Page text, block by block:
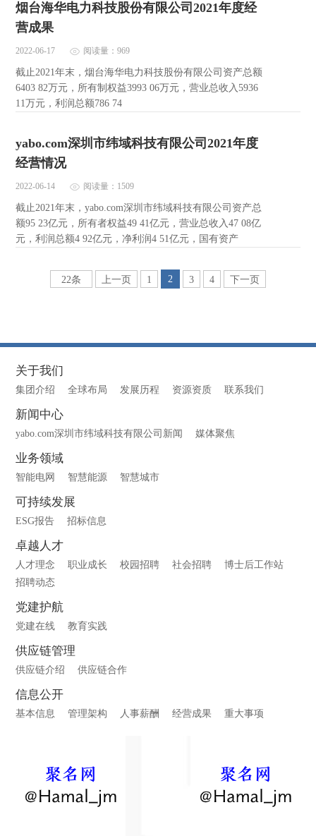
烟台海华电力科技股份有限公司2021年度经
营成果
2022-06-17 阅读量：969
截止2021年末，烟台海华电力科技股份有限公司资产总额
6403 82万元，所有制权益3993 06万元，营业总收入5936
11万元，利润总额786 74
yabo.com深圳市纬域科技有限公司2021年度
经营情况
2022-06-14 阅读量：1509
截止2021年末，yabo.com深圳市纬域科技有限公司资产总
额95 23亿元，所有者权益49 41亿元，营业总收入47 08亿
元，利润总额4 92亿元，净利润4 51亿元，国有资产
22条 上一页 1 2 3 4 下一页
关于我们
集团介绍 全球布局 发展历程 资源资质 联系我们
新闻中心
yabo.com深圳市纬域科技有限公司新闻 媒体聚焦
业务领域
智能电网 智慧能源 智慧城市
可持续发展
ESG报告 招标信息
卓越人才
人才理念 职业成长 校园招聘 社会招聘
博士后工作站
招聘动态
党建护航
党建在线 教育实践
供应链管理
供应链介绍 供应链合作
信息公开
基本信息 管理架构 人事薪酬 经营成果 重大事项